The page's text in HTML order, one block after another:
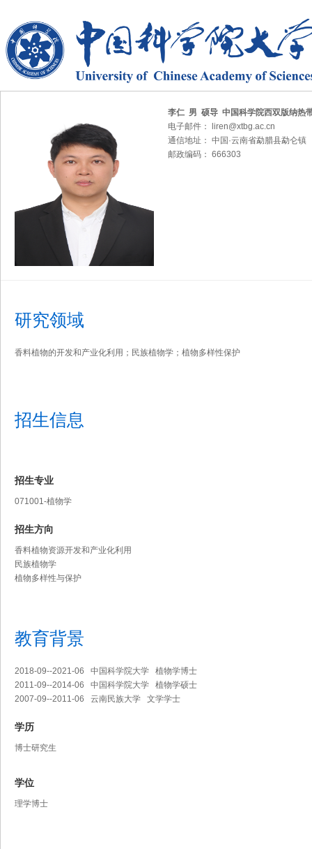
李仁 男 硕导 中国科学院西双版纳热
电子邮件： liren@xtbg.ac.cn
通信地址： 中国·云南省勐腊县勐仑镇
邮政编码： 666303
研究领域
香料植物的开发和产业化利用；民族植物学；植物多样性保护
招生信息
招生专业
071001-植物学
招生方向
香料植物资源开发和产业化利用
民族植物学
植物多样性与保护
教育背景
2018-09--2021-06 中国科学院大学 植物学博士
2011-09--2014-06 中国科学院大学 植物学硕士
2007-09--2011-06 云南民族大学 文学学士
学历
博士研究生
学位
理学博士